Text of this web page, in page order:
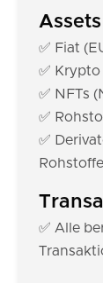
Assets
✅ Fiat
✅ Krypto
✅ NFTs
✅
✅
✅ Alle